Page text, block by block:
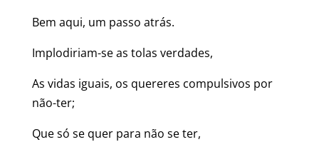
Bem aqui, um passo atrás.
Implodiriam-se as tolas verdades,
As vidas iguais, os quereres compulsivos por
não-ter;
Que só se quer para não se ter,